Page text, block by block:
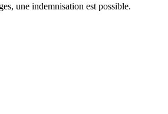
une indemnisation est possible.